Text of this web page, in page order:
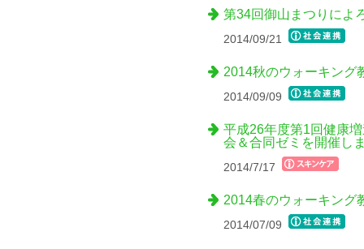
第34回御山まつりによ
2014/09/21
2014秋のウォーキング
2014/09/09
平成26年度第1回健康
会＆合同ゼミを開催し
2014/7/17
2014春のウォーキング
2014/07/09